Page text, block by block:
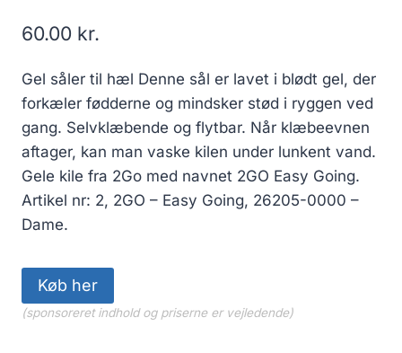
60.00 kr.
Gel såler til hæl Denne sål er lavet i blødt gel, der
forkæler fødderne og mindsker stød i ryggen ved
gang. Selvklæbende og flytbar. Når klæbeevnen
aftager, kan man vaske kilen under lunkent vand.
Gele kile fra 2Go med navnet 2GO Easy Going.
Artikel nr: 2, 2GO – Easy Going, 26205-0000 –
Dame.
Køb her
(sponsoreret indhold og priserne er vejledende)